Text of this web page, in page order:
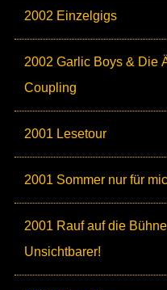
2002 Einzelgigs
2002 Garlic Boys & Die
Coupling
2001 Lesetour
2001 Sommer nur für
2001 Rauf auf die
Unsichtbarer!